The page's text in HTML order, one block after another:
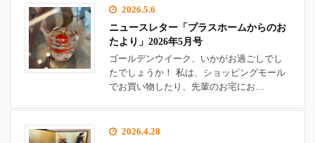
2026.5.6
ニュースレター「プラスホームからのお
たより」2026年5月号
ゴールデンウイーク、いかがお過ごしでし
たでしょうか！ 私は、ショッピングモール
でお買い物したり、先輩のお宅にお…
2026.4.28